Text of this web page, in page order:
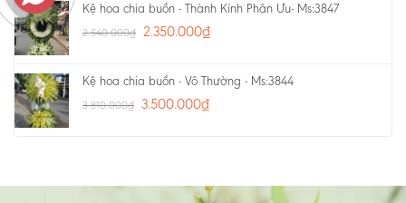
Kệ hoa chia buồn - Thành Kính Phân Ưu- Ms:3847
2.540.000₫ 2.350.000₫
Kệ hoa chia buồn - Vô Thường - Ms:3844
3.810.000₫ 3.500.000₫